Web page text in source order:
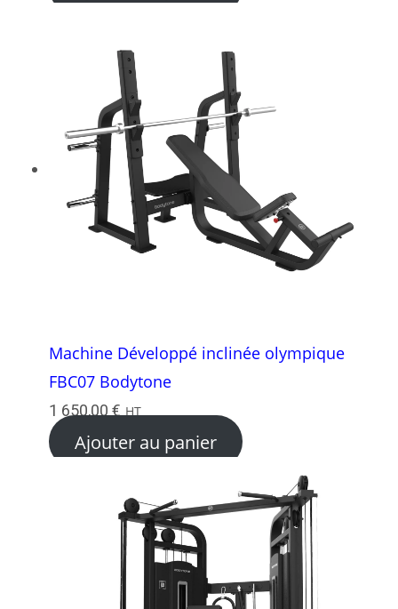
Machine Développé inclinée olympique
FBC07 Bodytone
1 650,00 € HT
Ajouter au panier